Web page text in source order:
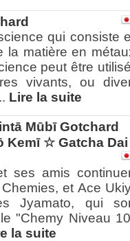
qui consiste
la matière en
peut être
vivants, ou
Lire la suite
Mūbī Gotchard
Kemī ☆ Gatcha Dai
ses amis
et Ace
Jyamato, qui
"Chemy Niveau
la suite